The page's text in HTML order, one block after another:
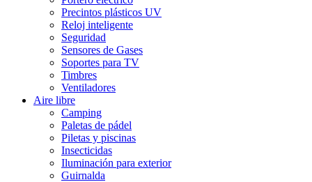
Precintos plásticos UV
Reloj inteligente
Seguridad
Sensores de Gases
Soportes para TV
Timbres
Ventiladores
Aire libre
Camping
Paletas de pádel
Piletas y piscinas
Insecticidas
Iluminación para exterior
Guirnalda